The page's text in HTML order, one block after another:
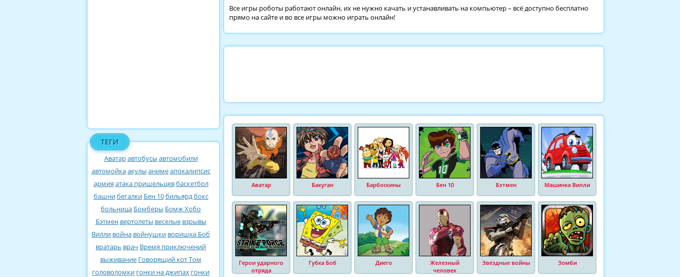
ТЕГИ
Аватаравтобусы автомобили
автомойкаакулы анимеапокалипсис
армия атака пришельцевбаскетбол
башнибегалки Бен 10бильярдбокс
больница Бомберы Бомж Хобо
Бэтмен вертолеты веселые взрывы
Вилли война войнушки воришка Боб
вратарь врач Время приключений
выживание Говорящий кот Том
головоломки гонки на джипах гонки
Все игры роботы работают онлайн, их не нужно качать и устанавливать на компьютер – всё доступно бесплатно
прямо на сайте и во все игры можно играть онлайн!
Аватар Бакуган Барбоскины Бен 10 Бэтмен Машинка Вилли
Герои ударного
отряда
Губка Боб Диего
Железный
человек
Звездные войны Зомби